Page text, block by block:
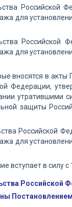
для
для
вносятся в
Федерации,
утратившими
защиты
Российской
для
вступает в силу с
Российской